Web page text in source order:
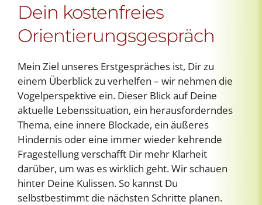
Dein kostenfreies
Orientierungsgespräch
Mein Ziel unseres Erstgespräches ist, Dir zu
einem Überblick zu verhelfen – wir nehmen die
Vogelperspektive ein. Dieser Blick auf Deine
aktuelle Lebenssituation, ein herausforderndes
Thema, eine innere Blockade, ein äußeres
Hindernis oder eine immer wieder kehrende
Fragestellung verschafft Dir mehr Klarheit
darüber, um was es wirklich geht. Wir schauen
hinter Deine Kulissen. So kannst Du
selbstbestimmt die nächsten Schritte planen.